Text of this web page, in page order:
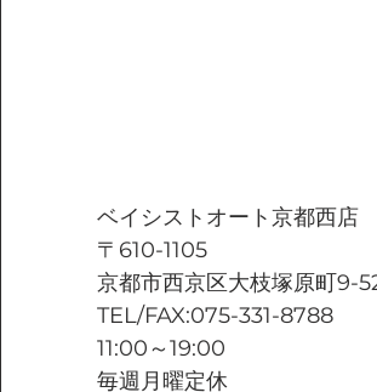
ベイシストオート京都西店
〒610-1105
京都市西京区大枝塚原町9-
TEL/FAX:075-331-8788
11:00～19:00
毎週月曜定休